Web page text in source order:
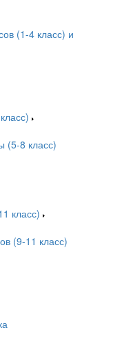
(1-4 класс) и
(5-8 класс)
класс)
(9-11 класс)